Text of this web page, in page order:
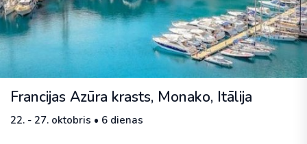
Francijas Azūra krasts, Monako, Itālija
22. - 27. oktobris • 6 dienas